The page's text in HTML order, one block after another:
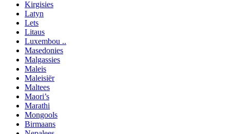
Kirgisies
Latyn
Lets
Litaus
Luxembou ..
Masedonies
Malgassies
Maleis
Maleisiër
Maltees
Maori’s
Marathi
Mongools
Birmaans